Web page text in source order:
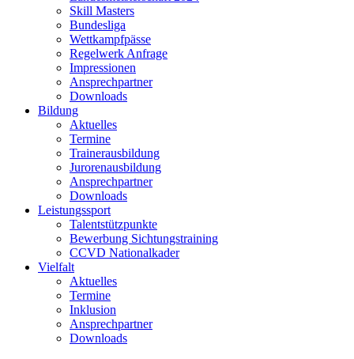
Skill Masters
Bundesliga
Wettkampfpässe
Regelwerk Anfrage
Impressionen
Ansprechpartner
Downloads
Bildung
Aktuelles
Termine
Trainerausbildung
Jurorenausbildung
Ansprechpartner
Downloads
Leistungssport
Talentstützpunkte
Bewerbung Sichtungstraining
CCVD Nationalkader
Vielfalt
Aktuelles
Termine
Inklusion
Ansprechpartner
Downloads